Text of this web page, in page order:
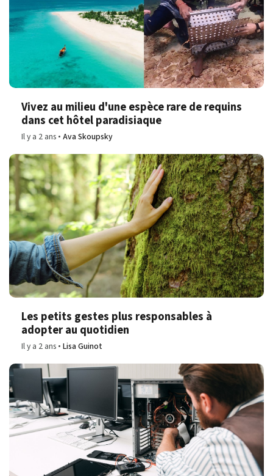
Vivez au milieu d'une espèce rare de requins
dans cet hôtel paradisiaque
Il y a 2 ans Ava Skoupsky
Les petits gestes plus responsables à
adopter au quotidien
Il y a 2 ans Lisa Guinot